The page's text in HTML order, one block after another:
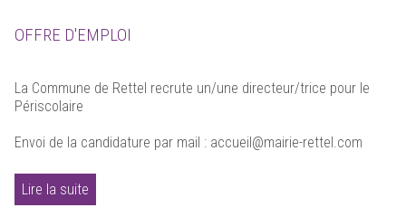
OFFRE D'EMPLOI
La Commune de Rettel recrute un/une directeur/trice pour le
Périscolaire
Envoi de la candidature par mail : accueil@mairie-rettel.com
Lire la suite